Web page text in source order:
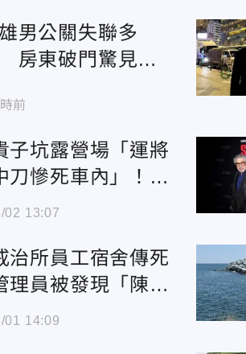
男公關失聯多
房東破門驚見他
前
子坑露營場「運將
刀慘死車內」！初
力介入
02 13:07
治所員工宿舍傳死
員被發現「陳屍
01 14:09